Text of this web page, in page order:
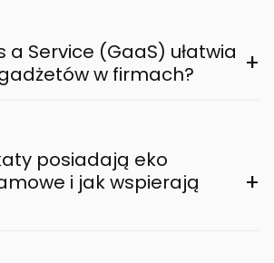
a Service (GaaS) ułatwia
w firmach?
+
posiadają eko
i jak wspierają
+